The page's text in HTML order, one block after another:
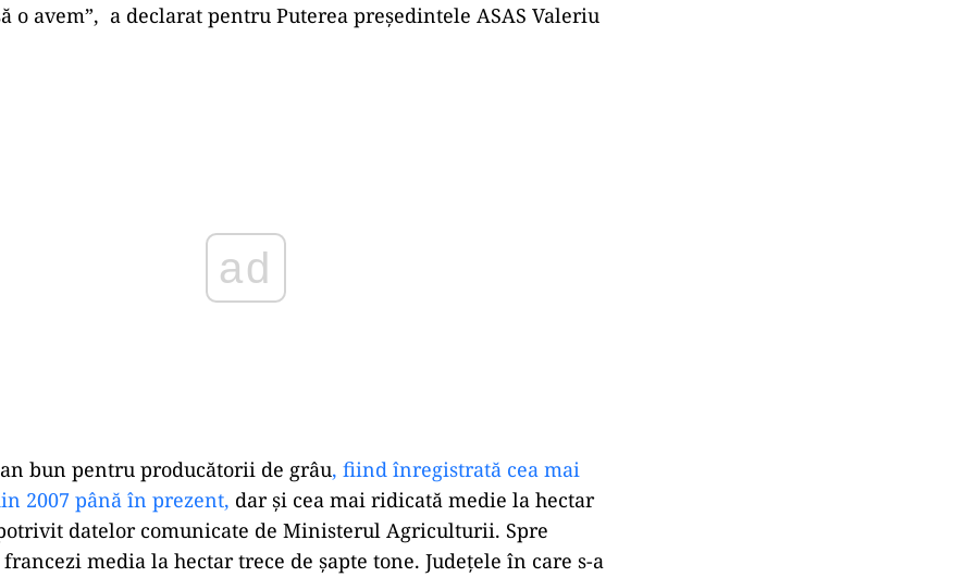
o avem”, a declarat pentru Puterea președintele ASAS Valeriu
bun pentru producătorii de grâu, fiind înregistrată cea mai
2007 până în prezent, dar și cea mai ridicată medie la hectar
datelor comunicate de Ministerul Agriculturii. Spre
media la hectar trece de șapte tone. Județele în care s-a